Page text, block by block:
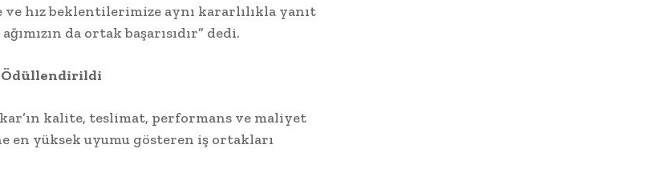
ve hız beklentilerimize aynı kararlılıkla yanıt
da ortak başarısıdır” dedi.
Ödüllendirildi
kalite, teslimat, performans ve maliyet
en yüksek uyumu gösteren iş ortakları